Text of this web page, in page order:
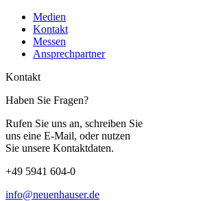
Medien
Kontakt
Messen
Ansprechpartner
Kontakt
Haben Sie Fragen?
Rufen Sie uns an, schreiben Sie
uns eine E-Mail, oder nutzen
Sie unsere Kontaktdaten.
+49 5941 604-0
info@neuenhauser.de